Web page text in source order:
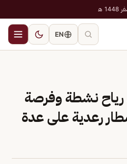
EN
رياح نشطة وفرصة
رعدية على عدة